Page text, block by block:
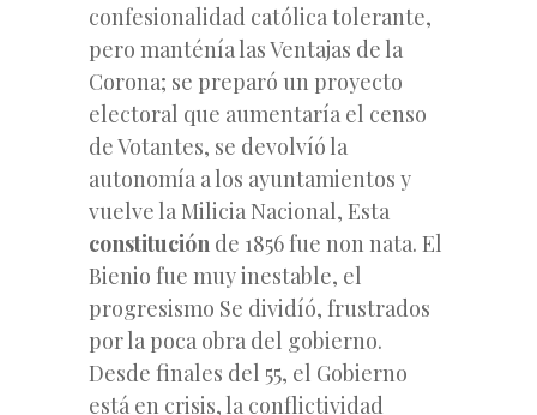
confesionalidad católica tolerante,
pero manténía las Ventajas de la
Corona; se preparó un proyecto
electoral que aumentaría el censo
de Votantes, se devolvíó la
autonomía a los ayuntamientos y
vuelve la Milicia Nacional, Esta
constitución de 1856 fue non nata. El
Bienio fue muy inestable, el
progresismo Se dividíó, frustrados
por la poca obra del gobierno.
Desde finales del 55, el Gobierno
está en crisis, la conflictividad